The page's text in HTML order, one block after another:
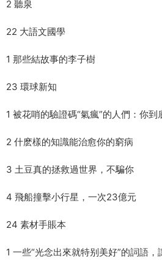
2 聽泉
22 大語文國學
1 那些結故事的李子樹
23 環球新知
1 被花哨的驗證碼“氣瘋”的人們：你到
2 什麽樣的知識能治愈你的窮病
3 土豆真的拯救過世界，不騙你
4 飛船撞擊小行星，一次23億元
24 素材手賬本
1 一些“光念出來就特别美好”的詞語，